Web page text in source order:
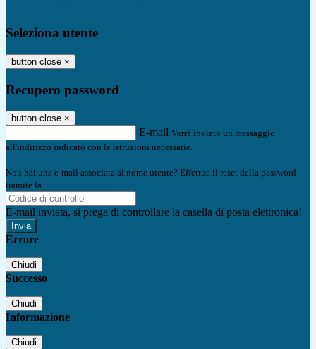
Seleziona utente
button close ×
Recupero password
button close ×
E-mail Verrà inviato un messaggio
all'indirizzo indicato con le istruzioni necessarie.
Non hai una e-mail associata al nome utente? Effettua il reset della password
tramite la
E-mail inviata, si prega di controllare la casella di posta elettronica!
Errore
Chiudi
Successo
Chiudi
Informazione
Chiudi